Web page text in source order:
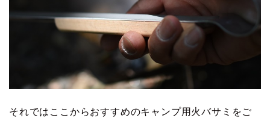
それではここからおすすめのキャンプ用火バサミをご